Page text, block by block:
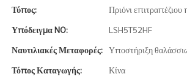
Τύπος:
Πριόνι επιτραπέζιου
Υπόδειγμα NO:
LSH5T52HF
Ναυτιλιακές Μεταφορές: Υποστήριξη
Τόπος Καταγωγής:
Κίνα